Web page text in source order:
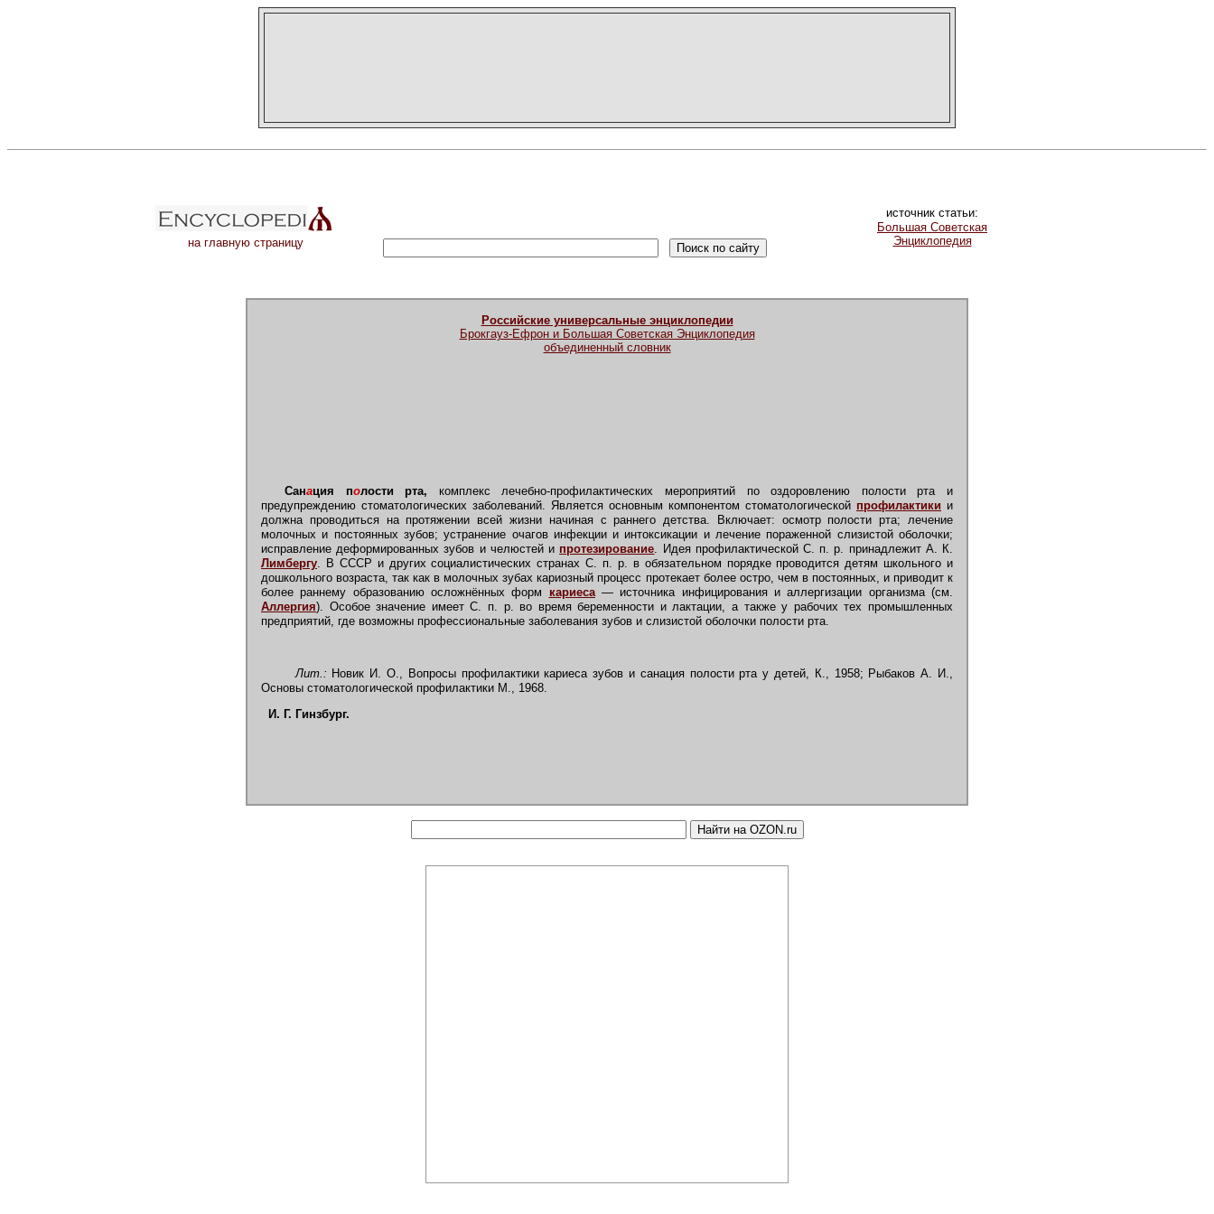
на главную страницу
источник статьи:
Большая Советская
Энциклопедия
Российские универсальные энциклопедии
Брокгауз-Ефрон и Большая Советская Энциклопедия
объединенный словник
Санация полости рта, комплекс лечебно-профилактических мероприятий по оздоровлению полости рта и
предупреждению стоматологических заболеваний. Является основным компонентом стоматологической профилактики и
должна проводиться на протяжении всей жизни начиная с раннего детства. Включает: осмотр полости рта; лечение
молочных и постоянных зубов; устранение очагов инфекции и интоксикации и лечение пораженной слизистой оболочки;
исправление деформированных зубов и челюстей и протезирование. Идея профилактической С. п. р. принадлежит А. К.
Лимбергу. В СССР и других социалистических странах С. п. р. в обязательном порядке проводится детям школьного и
дошкольного возраста, так как в молочных зубах кариозный процесс протекает более остро, чем в постоянных, и приводит к
более раннему образованию осложнённых форм кариеса— источника инфицирования и аллергизации организма (см.
Аллергия). Особое значение имеет С. п. р. во время беременности и лактации, а также у рабочих тех промышленных
предприятий, где возможны профессиональные заболевания зубов и слизистой оболочки полости рта.
Лит.: Новик И. О., Вопросы профилактики кариеса зубов и санация полости рта у детей, К., 1958; Рыбаков А. И.,
Основы стоматологической профилактики М., 1968.
И. Г. Гинзбург.